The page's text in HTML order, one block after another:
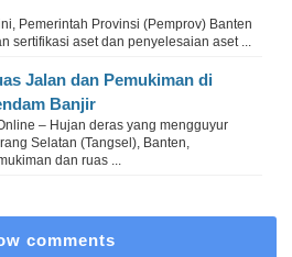
Pemerintah Provinsi (Pemprov) Banten
sertifikasi aset dan penyelesaian aset ...
Jalan dan Pemukiman di
Banjir
– Hujan deras yang mengguyur
Selatan (Tangsel), Banten,
dan ruas ...
comments